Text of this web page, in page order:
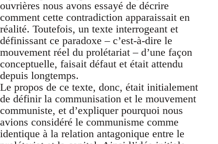
ouvrières nous avons essayé de décrire
comment cette contradiction apparaissait en
réalité. Toutefois, un texte interrogeant et
définissant ce paradoxe – c’est-à-dire le
mouvement réel du prolétariat – d’une façon
conceptuelle, faisait défaut et était attendu
depuis longtemps.
Le propos de ce texte, donc, était initialement
de définir la communisation et le mouvement
communiste, et d’expliquer pourquoi nous
avions considéré le communisme comme
identique à la relation antagonique entre le